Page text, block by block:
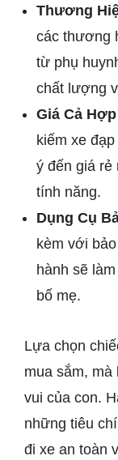
Thương
các thương
từ phụ
chất lượng
Giá Cả
kiếm xe
ý đến giá rẻ
tính năng.
Dụng Cụ
kèm với
hành sẽ
bố mẹ.
Lựa chọn
mua sắm,
vui của con.
những tiêu
đi xe an toàn